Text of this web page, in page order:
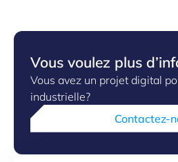
Vous voulez plus
Vous avez un projet digital
industrielle?
Contactez-